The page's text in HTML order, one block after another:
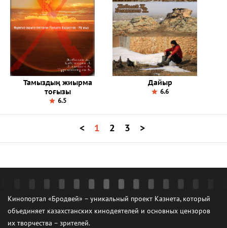
Тамыздың жиырма
тоғызы
6.5
Дайыр
6.6
< 1 2 3 >
Кинопортал «Бродвей» – уникальный проект Казнета, который
объединяет казахстанских кинодеятелей и основных цензоров
их творчества – зрителей.